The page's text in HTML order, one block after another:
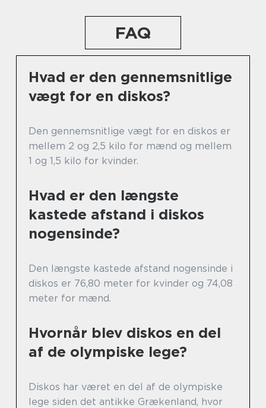
FAQ
Hvad er den gennemsnitlige
vægt for en diskos?
Den gennemsnitlige vægt for en diskos er
mellem 2 og 2,5 kilo for mænd og mellem
1 og 1,5 kilo for kvinder.
Hvad er den længste
kastede afstand i diskos
nogensinde?
Den længste kastede afstand nogensinde i
diskos er 76,80 meter for kvinder og 74,08
meter for mænd.
Hvornår blev diskos en del
af de olympiske lege?
Diskos har været en del af de olympiske
lege siden det antikke Grækenland, hvor